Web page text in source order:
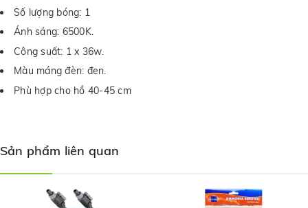
Số lượng bóng: 1
Ánh sáng: 6500K.
Công suất: 1 x 36w.
Màu máng đèn: đen.
Phù hợp cho hồ 40-45 cm
Sản phẩm liên quan